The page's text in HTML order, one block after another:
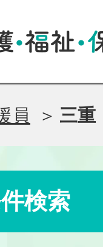
員 三重
検索